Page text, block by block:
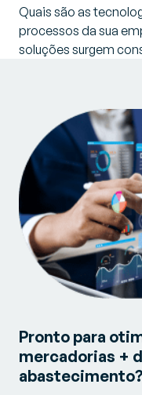
Quais são as
processos da sua
soluções surgem
Pronto para
mercadorias +
abastecimento?